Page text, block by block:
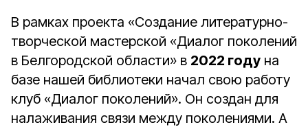
В рамках проекта «Создание литературно-
творческой мастерской «Диалог поколений
в Белгородской области» в 2022 году на
базе нашей библиотеки начал свою работу
клуб «Диалог поколений». Он создан для
налаживания связи между поколениями. А